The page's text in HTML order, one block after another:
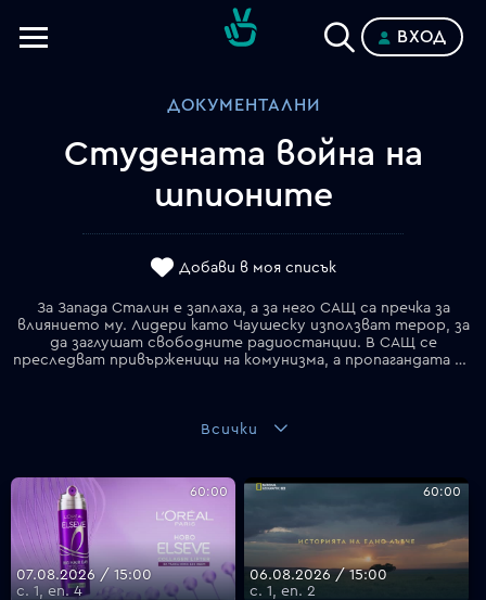
VOYO
ВХОД
ДОКУМЕНТАЛНИ
Студената война на
шпионите
Добави в моя списък
За Запада Сталин е заплаха, а за него САЩ са пречка за
влиянието му. Лидери като Чаушеску използват терор, за
да заглушат свободните радиостанции. В САЩ се
преследват привърженици на комунизма, а пропагандата остава оръжие и след падането на Стената.
Всички
60:00
07.08.2026 / 15:00
с. 1, еп. 4
60:00
06.08.2026 / 15:00
с. 1, еп. 2